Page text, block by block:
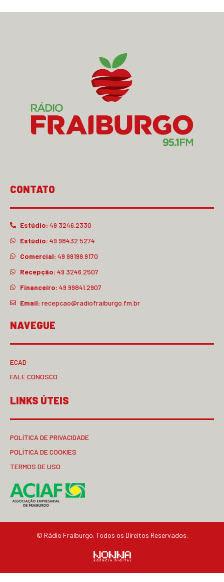
CONTATO
Estúdio: 49 3246.2330
Estúdio: 49 98432.5274
Comercial: 49 99199.9170
Recepção: 49 3246.2507
Financeiro: 49 99841.2907
Email: recepcao@radiofraiburgo.fm.br
NAVEGUE
ECAD
FALE CONOSCO
LINKS ÚTEIS
POLÍTICA DE PRIVACIDADE
POLÍTICA DE COOKIES
TERMOS DE USO
© Rádio Fraiburgo. Todos os Direitos Reservados.